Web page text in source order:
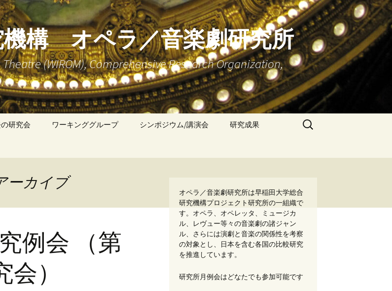
機構 オペラ／音楽劇研究所
(WIROM), Comprehensive Research Organization,
研究会 ワーキンググループ
「バロック・オペラ」
グラムのデータベース
化に向けて」WG
語、イタリア語による
オペラ研究文献講読」
シンポジウム/講演会 研究成果
究ハンドブック』
書籍：『オペラ／音楽
劇研究の現在』
書籍：『オペラ／音楽
劇研究の最前線』
検
索:
ーカイブ
例会 （第
）
オペラ／音楽劇研究所は早稲田大学総合
研究機構プロジェクト研究所の一組織で
す。オペラ、オペレッタ、ミュージカ
ル、レヴュー等々の音楽劇の諸ジャン
ル、さらには演劇と音楽の関係性を考察
の対象とし、日本を含む各国の比較研究
を推進しています。
研究所月例会はどなたでも参加可能です